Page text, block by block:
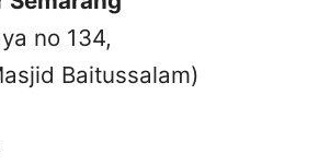
no 134,
Baitussalam)